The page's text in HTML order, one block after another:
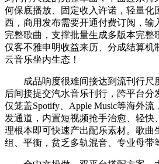
何保底播放、固定收入许诺，轻量化
西，商用发布需要开通付费订阅，输
完整歌曲，支撑批量生成多版本完整
仅客不雅申明收益来历、分成结算机
云音乐坐内生态！
成品响度很难间接达到流刊行尺
后间接提交汽水音乐刊行，跨平台分
仅笼盖Spotify、Apple Music等海外
发通道，内置短视频抢手治愈、轻快
理根本即可快速产出配乐素材。歌曲
组、平衡，贫乏多轨混音、专业母带